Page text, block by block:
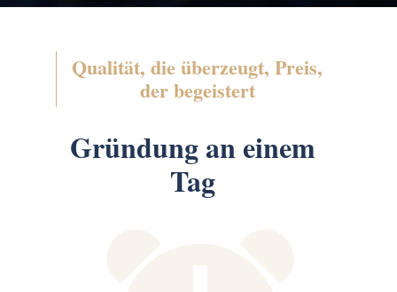
Qualität, die überzeugt, Preis,
der begeistert
Gründung an einem
Tag